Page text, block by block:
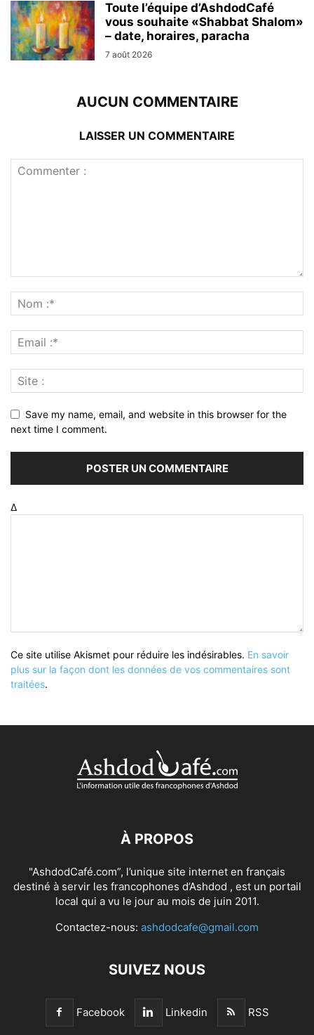
Toute l’équipe d’AshdodCafé
vous souhaite «Shabbat Shalom»
– date, horaires, paracha
7 août 2026
AUCUN COMMENTAIRE
LAISSER UN COMMENTAIRE
Save my name, email, and website in this browser for the
next time I comment.
Δ
Ce site utilise Akismet pour réduire les indésirables. En savoir
plus sur la façon dont les données de vos commentaires sont
traitées.
À PROPOS
"AshdodCafé.com”, l’unique site internet en français
destiné à servir les francophones d’Ashdod , est un portail
local qui a vu le jour au mois de juin 2011.
Contactez-nous: ashdodcafe@gmail.com
SUIVEZ NOUS
Facebook Linkedin RSS